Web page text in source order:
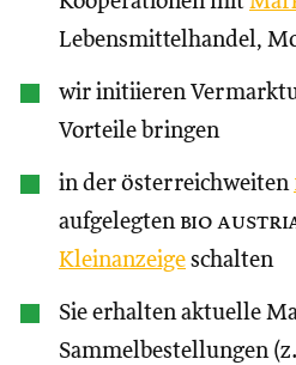
Lebensmittelhandel,
wir initiieren
Vorteile bringen
in der österreichweiten
aufgelegten bio
Kleinanzeige schalten
Sie erhalten aktuelle
Sammelbestellungen